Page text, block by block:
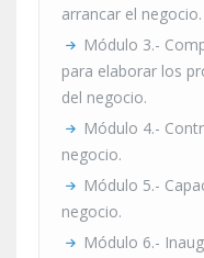
arrancar el negocio.
Módulo 3.-
para elaborar los
del negocio.
Módulo 4.-
negocio.
Módulo 5.-
negocio.
Módulo 6.-